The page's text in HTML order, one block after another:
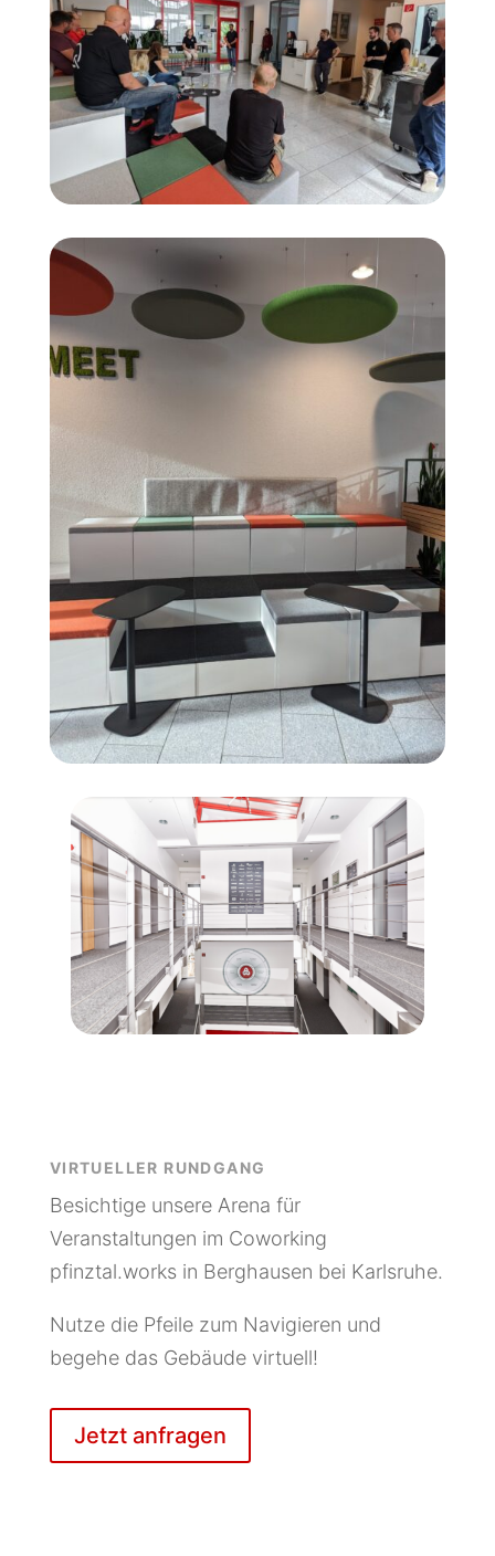
VIRTUELLER RUNDGANG
Besichtige unsere Arena für
Veranstaltungen im Coworking
pfinztal.works in Berghausen bei Karlsruhe.
Nutze die Pfeile zum Navigieren und
begehe das Gebäude virtuell!
Jetzt anfragen